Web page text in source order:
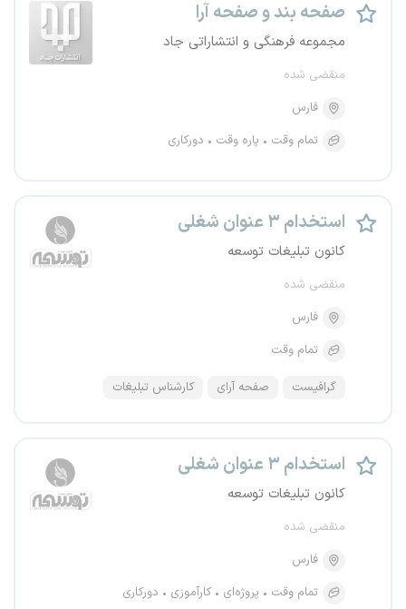
صفحه بند و صفحه آرا
مجموعه فرهنگی و انتشاراتی جاد
منقضی شده
فارس
تمام وقت
پاره وقت دورکاری
استخدام ۳ عنوان شغلی
کانون تبلیغات توسعه
منقضی شده
فارس
تمام وقت
گرافیست صفحه آرای کارشناس تبلیغات
استخدام ۳ عنوان شغلی
کانون تبلیغات توسعه
منقضی شده
فارس
تمام وقت
پروژه‌ای کارآموزی دورکاری